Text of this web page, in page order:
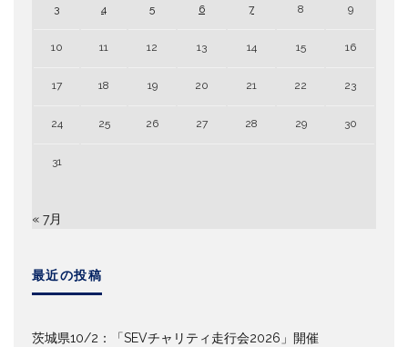
3 4 5 6 7 8 9
10 11 12 13 14 15 16
17 18 19 20 21 22 23
24 25 26 27 28 29 30
31
« 7月
最近の投稿
茨城県10/2：「SEVチャリティ走行会2026」開催